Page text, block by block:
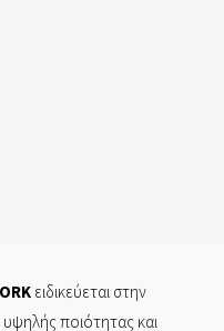
ειδικεύεται στην
ποιότητας και